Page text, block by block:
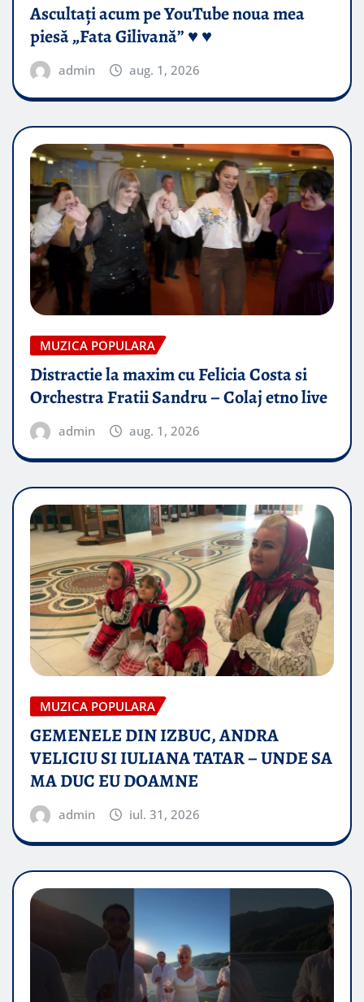
Ascultați acum pe YouTube noua mea
piesă „Fata Gilivană” ♥️ ♥️
admin aug. 1, 2026
MUZICA POPULARA
Distractie la maxim cu Felicia Costa si
Orchestra Fratii Sandru – Colaj etno live
admin aug. 1, 2026
MUZICA POPULARA
GEMENELE DIN IZBUC, ANDRA
VELICIU SI IULIANA TATAR – UNDE SA
MA DUC EU DOAMNE
admin iul. 31, 2026